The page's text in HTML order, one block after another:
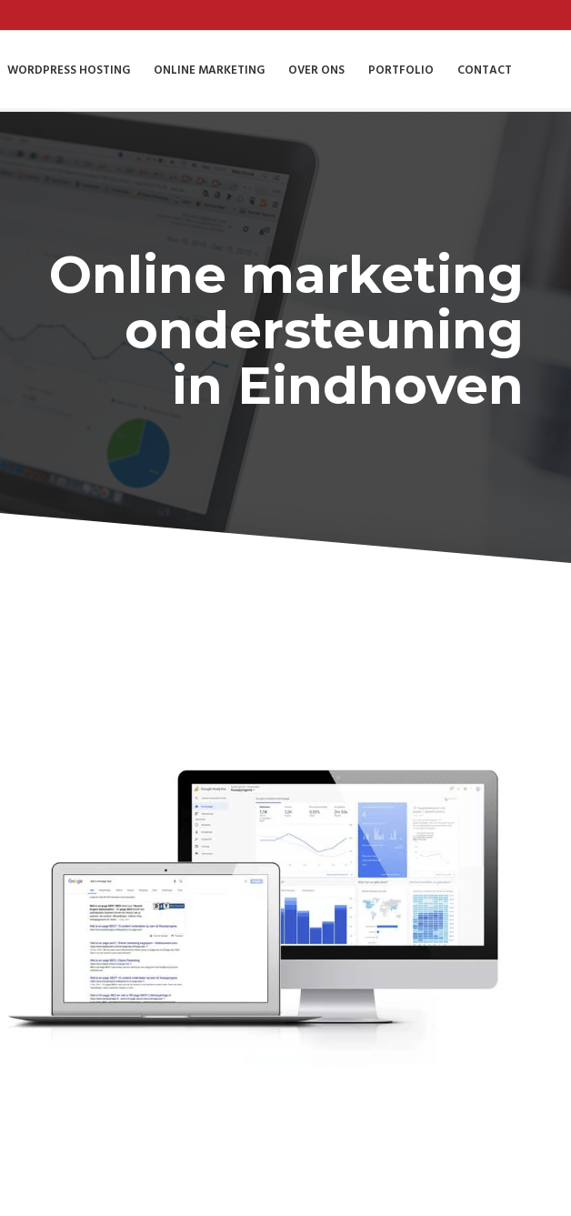
WORDPRESS HOSTING ONLINE MARKETING OVER ONS PORTFOLIO CONTACT
Online marketing
ondersteuning
in Eindhoven